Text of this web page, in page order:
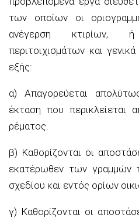
των οποίων οι
ανέγερση κτιρίων,
περιτοιχισμάτων και
εξής:
α) Απαγορεύεται
έκταση που περικλείεται
ρέματος.
β) Καθορίζονται οι
εκατέρωθεν των γραμμών
σχεδίου και εντός ορίων
γ) Καθορίζονται οι